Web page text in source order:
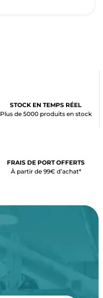
STOCK EN TEMPS RÉEL
Plus de 5000 produits en stock
FRAIS DE PORT OFFERTS
À partir de 99€ d’achat*